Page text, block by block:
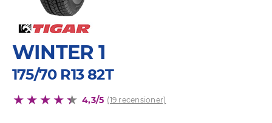
WINTER 1
175/70 R13 82T
4,3/5 (19 recensioner)